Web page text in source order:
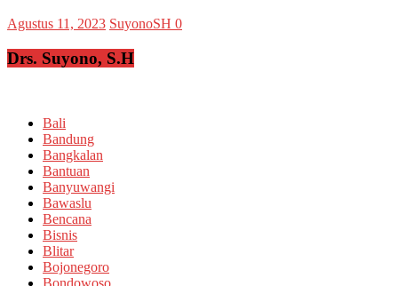
Agustus 11, 2023 SuyonoSH 0
Drs. Suyono, S.H
Bali
Bandung
Bangkalan
Bantuan
Banyuwangi
Bawaslu
Bencana
Bisnis
Blitar
Bojonegoro
Bondowoso